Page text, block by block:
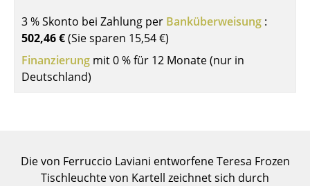
Konferenztische
Stehtische & Stehpulte
Einzelteile
3 % Skonto bei Zahlung per Banküberweisung :
502,46 €(Sie sparen 15,54 €)
Finanzierung mit 0 % für 12 Monate (nur in
Deutschland)
Die von Ferruccio Laviani entworfene Teresa Frozen
Tischleuchte von Kartell zeichnet sich durch